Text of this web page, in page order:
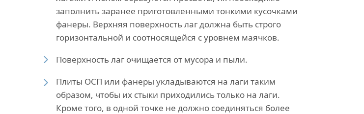
заполнить заранее приготовленными тонкими кусочками
фанеры. Верхняя поверхность лаг должна быть строго
горизонтальной и соотносящейся с уровнем маячков.
Поверхность лаг очищается от мусора и пыли.
Плиты ОСП или фанеры укладываются на лаги таким
образом, чтобы их стыки приходились только на лаги.
Кроме того, в одной точке не должно соединяться более